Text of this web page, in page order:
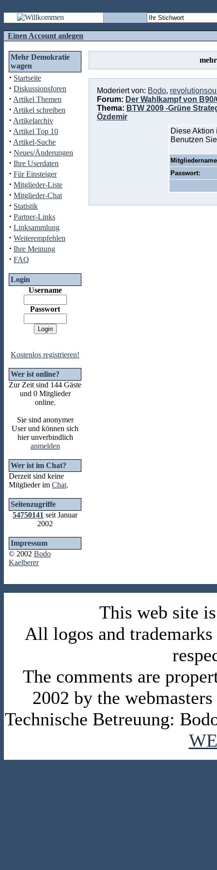
Einen Account anlegen
Mehr Demokratie
wagen
· Startseite
· Diskussionsforen
· Artikel Themen
· Artikel schreiben
· Artikelarchiv
· Artikel Top 10
· Artikel-Suche
· Neues/Änderungen
· Ihre Userdaten
· Für Einsteiger
· Mitglieder-Liste
· Mitglieder-Chat
· Statistik
· Partner-Links
· Linksammlung
· Weiterempfehlen
· Ihre Meinung
· FAQ
Login
Username
Passwort
Kostenlos registrieren!
Wer ist online?
Zur Zeit sind 144 Gäste
und 0 Mitglieder
online.
Sie sind anonymer
User und können sich
hier unverbindlich
anmelden
Wer ist im Chat?
Derzeit sind keine
Mitglieder im Chat.
Seitenzugriffe
54750141 seit Januar
2002
Impressum
© 2002 Bodo
Kaelberer
Moderiert von: Bodo,
Forum: Der Wahlkampf von B90/
Thema: BTW 2009 -Grüne
Özdemir
Diese Aktion
Benutzen
Passwort:
This web site
All logos and
The comments are
2002 by the
Technische Betreuung: